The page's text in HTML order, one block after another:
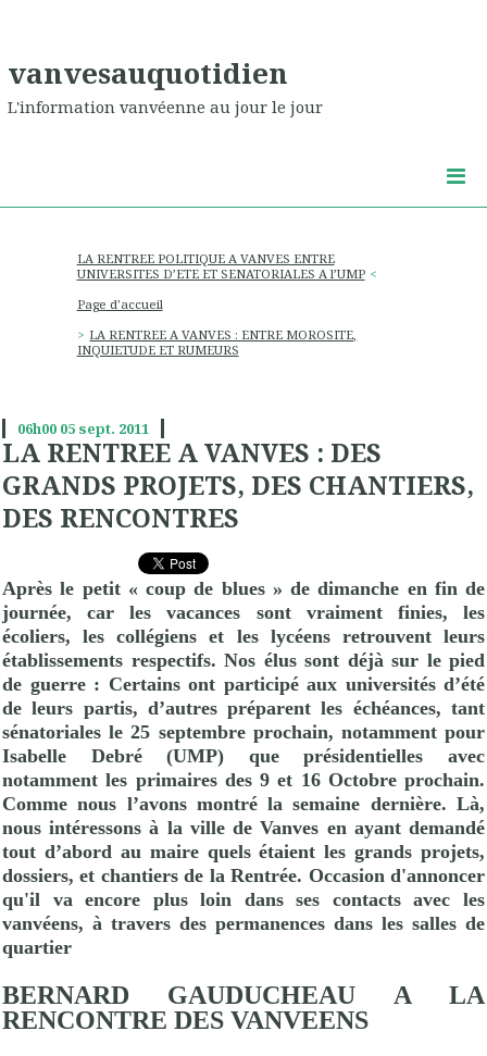
vanvesauquotidien
L'information vanvéenne au jour le jour
LA RENTREE POLITIQUE A VANVES ENTRE
UNIVERSITES D’ETE ET SENATORIALES A l’UMP
Page d'accueil
LA RENTREE A VANVES : ENTRE MOROSITE,
INQUIETUDE ET RUMEURS
06h00 05 sept. 2011
LA RENTREE A VANVES : DES
GRANDS PROJETS, DES CHANTIERS,
DES RENCONTRES
Après le petit « coup de blues » de dimanche en fin de
journée, car les vacances sont vraiment finies, les
écoliers, les collégiens et les lycéens retrouvent leurs
établissements respectifs. Nos élus sont déjà sur le pied
de guerre : Certains ont participé aux universités d’été
de leurs partis, d’autres préparent les échéances, tant
sénatoriales le 25 septembre prochain, notamment pour
Isabelle Debré (UMP) que présidentielles avec
notamment les primaires des 9 et 16 Octobre prochain.
Comme nous l’avons montré la semaine dernière. Là,
nous intéressons à la ville de Vanves en ayant demandé
tout d’abord au maire quels étaient les grands projets,
dossiers, et chantiers de la Rentrée. Occasion d'annoncer
qu'il va encore plus loin dans ses contacts avec les
vanvéens, à travers des permanences dans les salles de
quartier
BERNARD GAUDUCHEAU A LA
RENCONTRE DES VANVEENS